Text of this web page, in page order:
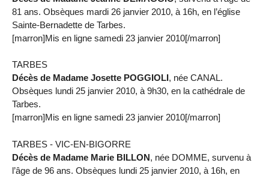
81 ans. Obsèques mardi 26 janvier 2010, à 16h, en l’église
Sainte-Bernadette de Tarbes.
[marron]Mis en ligne samedi 23 janvier 2010[/marron]
TARBES
Décès de Madame Josette POGGIOLI, née CANAL.
Obsèques lundi 25 janvier 2010, à 9h30, en la cathédrale de
Tarbes.
[marron]Mis en ligne samedi 23 janvier 2010[/marron]
TARBES - VIC-EN-BIGORRE
Décès de Madame Marie BILLON, née DOMME, survenu à
l’âge de 96 ans. Obsèques lundi 25 janvier 2010, à 16h, en